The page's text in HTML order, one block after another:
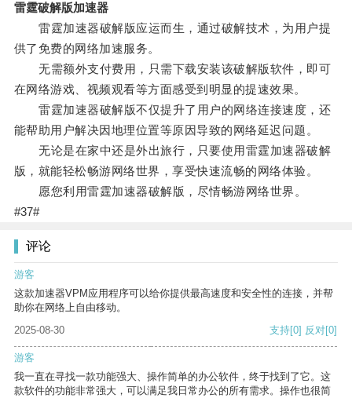
雷霆破解版加速器
雷霆加速器破解版应运而生，通过破解技术，为用户提
供了免费的网络加速服务。
无需额外支付费用，只需下载安装该破解版软件，即可
在网络游戏、视频观看等方面感受到明显的提速效果。
雷霆加速器破解版不仅提升了用户的网络连接速度，还
能帮助用户解决因地理位置等原因导致的网络延迟问题。
无论是在家中还是外出旅行，只要使用雷霆加速器破解
版，就能轻松畅游网络世界，享受快速流畅的网络体验。
愿您利用雷霆加速器破解版，尽情畅游网络世界。
#37#
评论
游客
这款加速器VPM应用程序可以给你提供最高速度和安全性的连接，并帮
助你在网络上自由移动。
2025-08-30
支持[0] 反对[0]
游客
我一直在寻找一款功能强大、操作简单的办公软件，终于找到了它。这
款软件的功能非常强大，可以满足我日常办公的所有需求。操作也很简